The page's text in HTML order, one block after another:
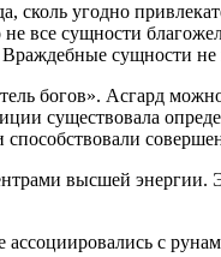
угодно
все сущности
сущности
богов». Асгард
существовала
способствовали
высшей
ассоциировались с